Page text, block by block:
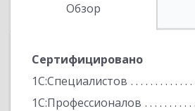
Обзор
Сертифицировано
1С:Специалистов
1С:Профессионалов